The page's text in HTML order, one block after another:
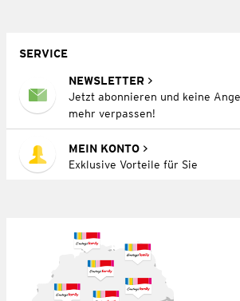
SERVICE
NEWSLETTER
Jetzt abonnieren und keine
mehr verpassen!
MEIN KONTO
Exklusive Vorteile für Sie